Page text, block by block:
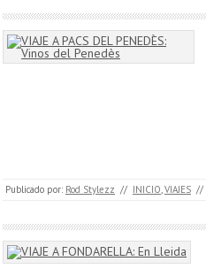
Publicado por: Rod Stylezz // INICIO,VIAJES //